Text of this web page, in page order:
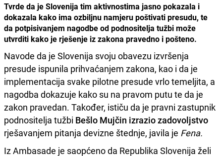
Tvrde da je Slovenija tim aktivnostima jasno pokazala i
dokazala kako ima ozbiljnu namjeru poštivati presudu, te
da potpisivanjem nagodbe od podnositelja tužbi može
utvrditi kako je rješenje iz zakona pravedno i pošteno.
Navode da je Slovenija svoju obavezu izvršenja
presude ispunila prihvaćanjem zakona, kao i da je
implementacija svake pilotne presude vrlo temeljita, a
nagodba dokazuje kako su na pravom putu te da je
zakon pravedan. Također, ističu da je pravni zastupnik
podnositelja tužbi Bešlo Mujčin izrazio zadovoljstvo
rješavanjem pitanja devizne štednje, javila je Fena.
Iz Ambasade je saopćeno da Republika Slovenija želi